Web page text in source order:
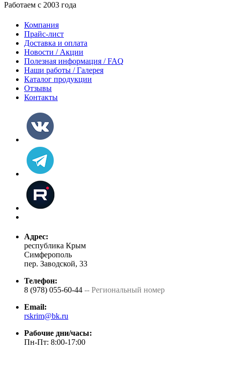
Работаем с 2003 года
Компания
Прайс-лист
Доставка и оплата
Новости / Акции
Полезная информация / FAQ
Наши работы / Галерея
Каталог продукции
Отзывы
Контакты
Адрес:
республика Крым
Симферополь
пер. Заводской, 33
Телефон:
8 (978) 055-60-44 -- Региональный номер
Email:
rskrim@bk.ru
Рабочие дни/часы:
Пн-Пт: 8:00-17:00